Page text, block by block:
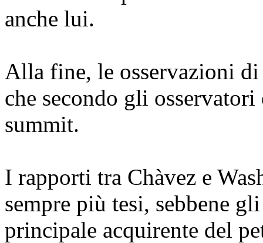
anche lui.
Alla fine, le osservazioni
che secondo gli
summit.
I rapporti tra Chàvez e
sempre più tesi, sebbene
principale acquirente del